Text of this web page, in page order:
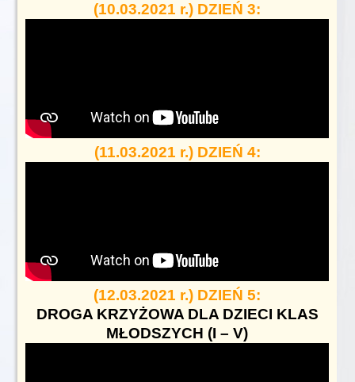
(10.03.2021 r.) DZIEŃ 3:
(11.03.2021 r.) DZIEŃ 4:
(12.03.2021 r.) DZIEŃ 5:
DROGA KRZYŻOWA DLA DZIECI KLAS
MŁODSZYCH (I – V)